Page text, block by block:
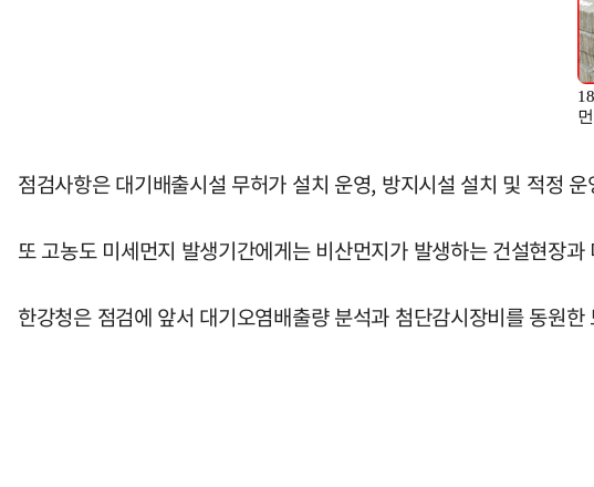
점검사항은 대기배출시설 무허가 설치 운영, 방지시설 설치 및 적정
또 고농도 미세먼지 발생기간에게는 비산먼지가 발생하는 건설현장
한강청은 점검에 앞서 대기오염배출량 분석과 첨단감시장비를 동원